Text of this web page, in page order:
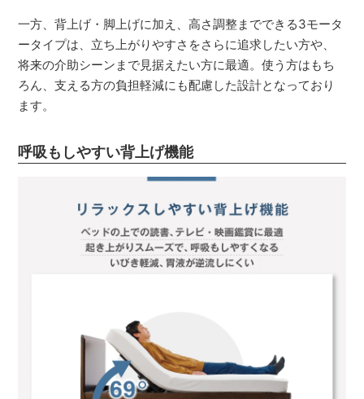
一方、背上げ・脚上げに加え、高さ調整までできる3モータ
ータイプは、立ち上がりやすさをさらに追求したい方や、
将来の介助シーンまで見据えたい方に最適。使う方はもち
ろん、支える方の負担軽減にも配慮した設計となっており
ます。
呼吸もしやすい背上げ機能